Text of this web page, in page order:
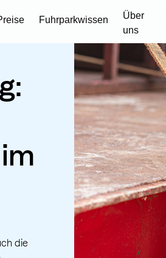
Fuhrparkwissen
Über
uns
die